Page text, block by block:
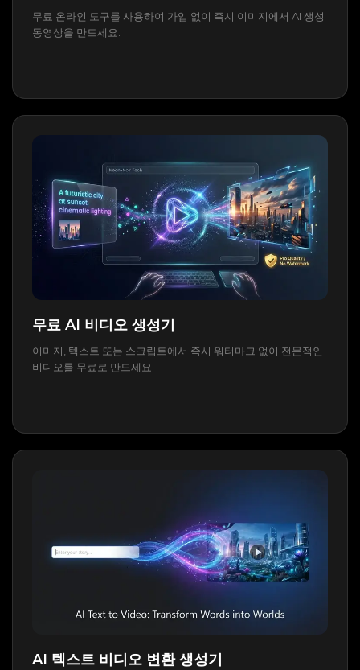
무료 온라인 도구를 사용하여 가입 없이 즉시 이미지에서 AI 생성
동영상을 만드세요.
무료 AI 비디오 생성기
이미지, 텍스트 또는 스크립트에서 즉시 워터마크 없이 전문적인
비디오를 무료로 만드세요.
AI 텍스트 비디오 변환 생성기